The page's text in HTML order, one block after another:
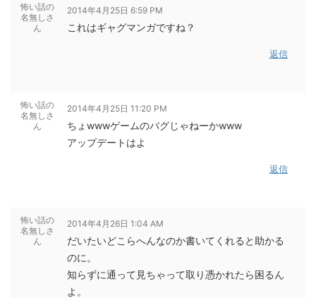
怖い話の
名無しさ
ん
2014年4月25日 6:59 PM
これはギャグマンガですね？
返信
怖い話の
名無しさ
ん
2014年4月25日 11:20 PM
ちょwwwゲームのバグじゃねーかwww
アップデートはよ
返信
怖い話の
名無しさ
ん
2014年4月26日 1:04 AM
だいたいどこらへんなのか書いてくれると助かる
のに。
知らずに通って見ちゃって取り憑かれたら困るん
よ。